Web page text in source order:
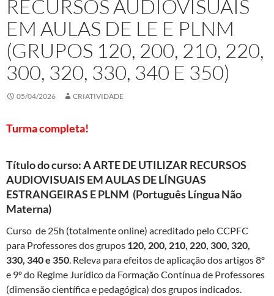
RECURSOS AUDIOVISUAIS
EM AULAS DE LE E PLNM
(GRUPOS 120, 200, 210, 220,
300, 320, 330, 340 E 350)
05/04/2026 CRIATIVIDADE
Turma completa!
Título do curso:A ARTE DE UTILIZAR RECURSOS
AUDIOVISUAIS EM AULAS DE LÍNGUAS
ESTRANGEIRAS E PLNM (Português Língua Não
Materna)
Curso de 25h (totalmente online) acreditado pelo CCPFC
para Professores dos grupos 120, 200, 210, 220, 300, 320,
330, 340 e 350. Releva para efeitos de aplicação dos artigos 8º
e 9º do Regime Jurídico da Formação Contínua de Professores
(dimensão científica e pedagógica) dos grupos indicados.